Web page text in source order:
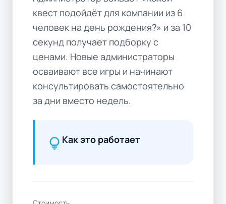
квест подойдёт для компании из 6
человек на день рождения?» и за 10
секунд получает подборку с
ценами. Новые администраторы
осваивают все игры и начинают
консультировать самостоятельно
за дни вместо недель.
lightbulb Как это работает